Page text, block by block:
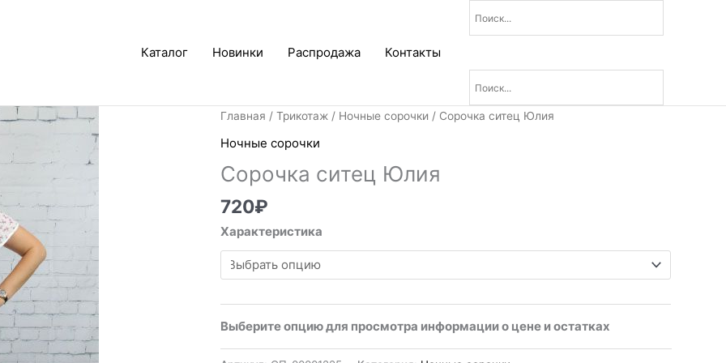
Каталог Новинки Распродажа Контакты
Главная /Трикотаж / Ночные сорочки / Сорочка ситец Юлия
Ночные сорочки
Сорочка ситец Юлия
720₽
Характеристика
Выберите опцию для просмотра информации о цене и остатках